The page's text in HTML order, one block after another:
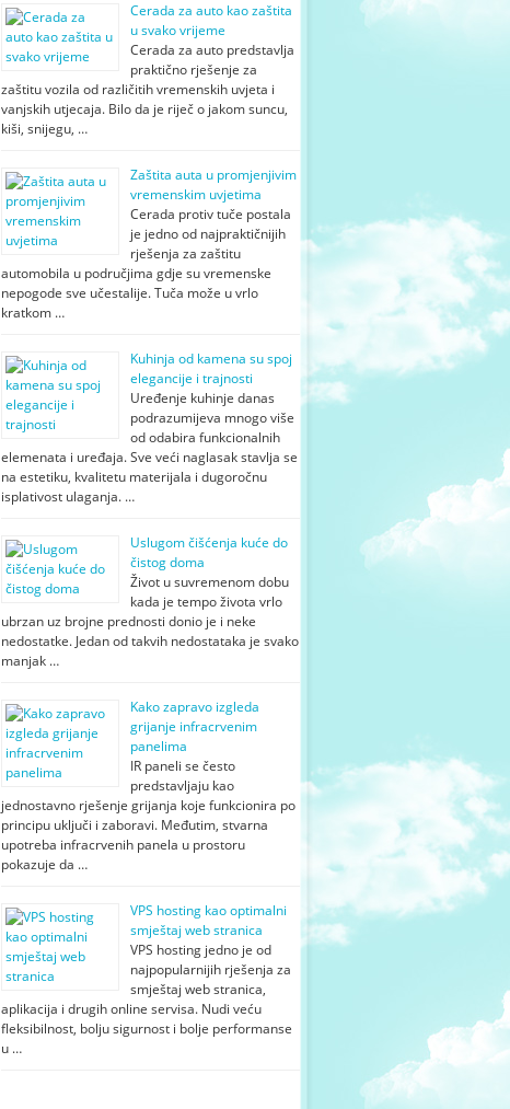
Cerada za auto kao zaštita
u svako vrijeme
Cerada za auto predstavlja
praktično rješenje za
zaštitu vozila od različitih vremenskih uvjeta i
vanjskih utjecaja. Bilo da je riječ o jakom suncu,
kiši, snijegu, …
Zaštita auta u promjenjivim
vremenskim uvjetima
Cerada protiv tuče postala
je jedno od najpraktičnijih
rješenja za zaštitu
automobila u područjima gdje su vremenske
nepogode sve učestalije. Tuča može u vrlo
kratkom …
Kuhinja od kamena su spoj
elegancije i trajnosti
Uređenje kuhinje danas
podrazumijeva mnogo više
od odabira funkcionalnih
elemenata i uređaja. Sve veći naglasak stavlja se
na estetiku, kvalitetu materijala i dugoročnu
isplativost ulaganja. …
Uslugom čišćenja kuće do
čistog doma
Život u suvremenom dobu
kada je tempo života vrlo
ubrzan uz brojne prednosti donio je i neke
nedostatke. Jedan od takvih nedostataka je svako
manjak …
Kako zapravo izgleda
grijanje infracrvenim
panelima
IR paneli se često
predstavljaju kao
jednostavno rješenje grijanja koje funkcionira po
principu uključi i zaboravi. Međutim, stvarna
upotreba infracrvenih panela u prostoru
pokazuje da …
VPS hosting kao optimalni
smještaj web stranica
VPS hosting jedno je od
najpopularnijih rješenja za
smještaj web stranica,
aplikacija i drugih online servisa. Nudi veću
fleksibilnost, bolju sigurnost i bolje performanse
u …